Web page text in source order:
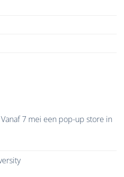
7 mei een pop-up store in